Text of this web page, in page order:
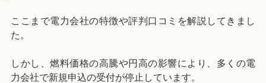
ここまで電力会社の特徴や評判口コミを解説してきまし
た。
しかし、燃料価格の高騰や円高の影響により、多くの電
力会社で新規申込の受付が停止しています。